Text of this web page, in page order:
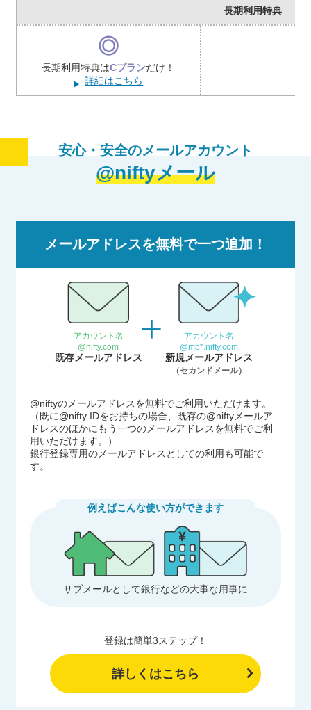
長期利用特典
◎
長期利用特典はCプランだけ！
詳細はこちら
安心・安全のメールアカウント
@niftyメール
メールアドレスを無料で一つ追加！
アカウント名
@nifty.com
既存メールアドレス
アカウント名
@mb*.nifty.com
新規メールアドレス
（セカンドメール）
@niftyのメールアドレスを無料でご利用いただけます。
（既に@nifty IDをお持ちの場合、既存の@niftyメールア
ドレスのほかにもう一つのメールアドレスを無料でご利
用いただけます。）
銀行登録専用のメールアドレスとしての利用も可能で
す。
例えばこんな使い方ができます
サブメールとして銀行などの大事な用事に
登録は簡単3ステップ！
詳しくはこちら